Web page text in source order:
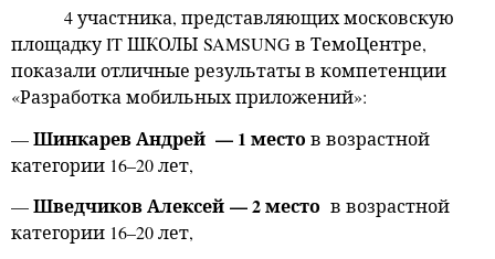
4 участника, представляющих московскую
площадку IT ШКОЛЫ SAMSUNG в ТемоЦентре,
показали отличные результаты в компетенции
«Разработка мобильных приложений»:
—Шинкарев Андрей — 1 место в возрастной
категории 16–20 лет,
—Шведчиков Алексей — 2 место в возрастной
категории 16–20 лет,